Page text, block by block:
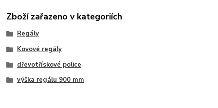
Zboží zařazeno v kategoriích
Regály
Kovové regály
dřevotřískové police
výška regálu 900 mm